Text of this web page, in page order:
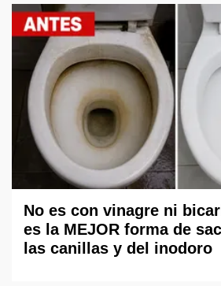
No es con vinagre ni
es la MEJOR forma de
las canillas y del inodoro